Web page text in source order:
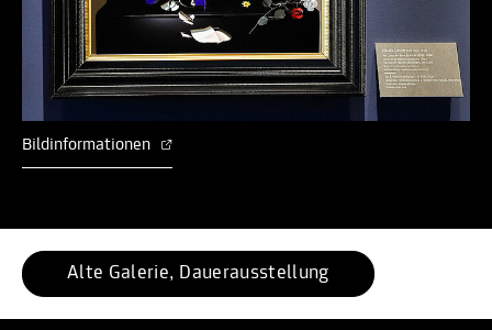
Bildinformationen
Alte Galerie, Dauerausstellung